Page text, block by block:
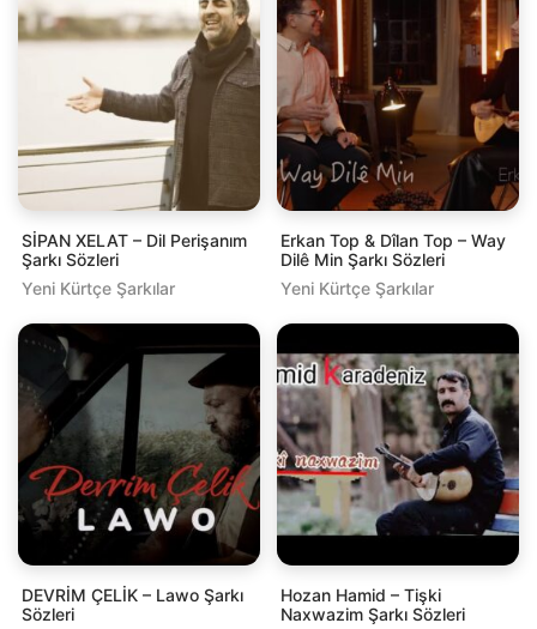
SİPAN XELAT – Dil Perişanım
Şarkı Sözleri
Yeni Kürtçe Şarkılar
Erkan Top & Dîlan Top – Way
Dilê Min Şarkı Sözleri
Yeni Kürtçe Şarkılar
DEVRİM ÇELİK – Lawo Şarkı
Sözleri
Hozan Hamid – Tişki
Naxwazim Şarkı Sözleri